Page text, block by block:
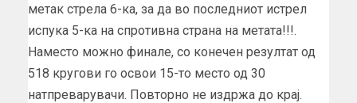
метак стрела 6-ка, за да во последниот истрел
испука 5-ка на спротивна страна на метата!!!.
Наместо можно финале, со конечен резултат од
518 кругови го освои 15-то место од 30
натпреварувачи. Повторно не издржа до крај.